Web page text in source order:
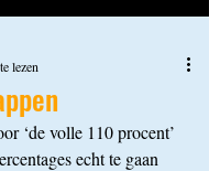
lezen
‘de volle 110 procent’
echt te gaan